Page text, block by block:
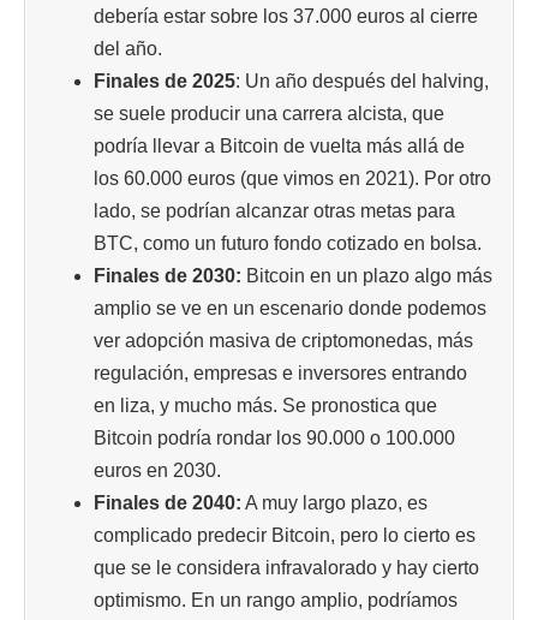
debería estar sobre los 37.000 euros al cierre
del año.
Finales de 2025: Un año después del halving,
se suele producir una carrera alcista, que
podría llevar a Bitcoin de vuelta más allá de
los 60.000 euros (que vimos en 2021). Por otro
lado, se podrían alcanzar otras metas para
BTC, como un futuro fondo cotizado en bolsa.
Finales de 2030: Bitcoin en un plazo algo más
amplio se ve en un escenario donde podemos
ver adopción masiva de criptomonedas, más
regulación, empresas e inversores entrando
en liza, y mucho más. Se pronostica que
Bitcoin podría rondar los 90.000 o 100.000
euros en 2030.
Finales de 2040: A muy largo plazo, es
complicado predecir Bitcoin, pero lo cierto es
que se le considera infravalorado y hay cierto
optimismo. En un rango amplio, podríamos